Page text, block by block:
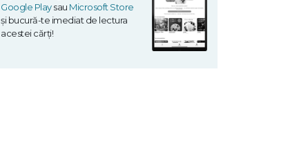
Google Playsau Microsoft Store
și bucură-te imediat de lectura
acestei cărți!